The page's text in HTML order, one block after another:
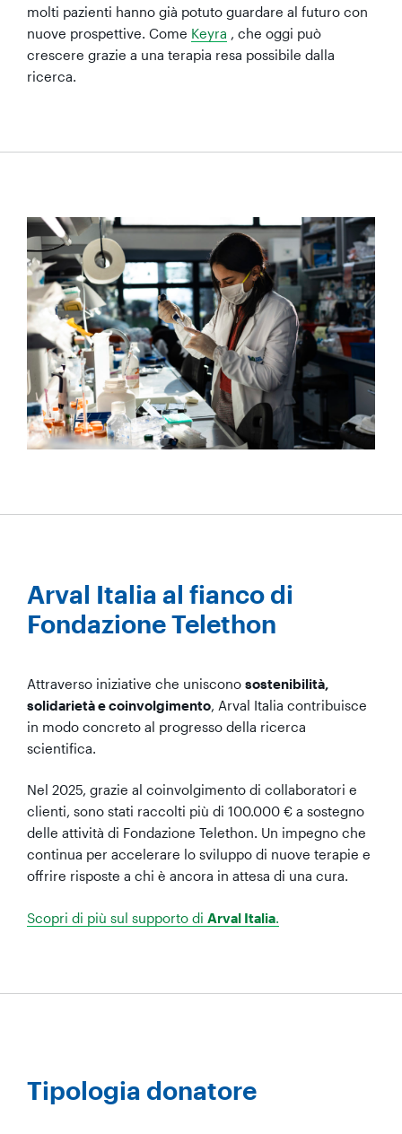
molti pazienti hanno già potuto guardare al futuro con
nuove prospettive. Come Keyra , che oggi può
crescere grazie a una terapia resa possibile dalla
ricerca.
Arval Italia al fianco di
Fondazione Telethon
Attraverso iniziative che uniscono sostenibilità,
solidarietà e coinvolgimento, Arval Italia contribuisce
in modo concreto al progresso della ricerca
scientifica.
Nel 2025, grazie al coinvolgimento di collaboratori e
clienti, sono stati raccolti più di 100.000 € a sostegno
delle attività di Fondazione Telethon. Un impegno che
continua per accelerare lo sviluppo di nuove terapie e
offrire risposte a chi è ancora in attesa di una cura.
Scopri di più sul supporto di Arval Italia.
Tipologia donatore